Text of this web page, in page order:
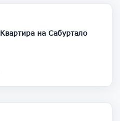
250 000
Продается 4 комнатная Квартира на Сабуртало
235 000